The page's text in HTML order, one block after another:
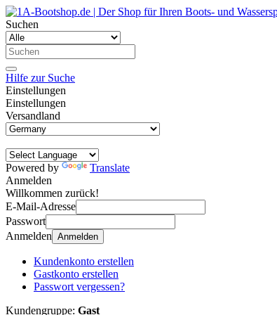
Suchen
Hilfe zur Suche
Einstellungen
Einstellungen
Versandland
Powered by
Translate
Anmelden
Willkommen zurück!
E-Mail-Adresse
Passwort
Anmelden Anmelden
Kundenkonto erstellen
Gastkonto erstellen
Passwort vergessen?
Kundengruppe: Gast